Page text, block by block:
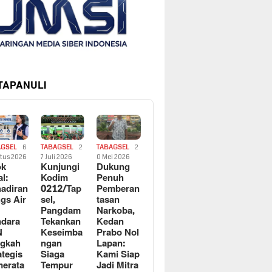
6
2026
Air
TABAGSEL
2
7 Juli 2026
Kunjungi
Kodim
0212/Tap
sel,
Pangdam
Tekankan
Keseimba
ngan
Siaga
Tempur
TABAGSEL
2
0 Mei 2026
Dukung
Penuh
Pemberan
tasan
Narkoba,
Kedan
Prabo Nol
Lapan:
Kami Siap
Jadi Mitra